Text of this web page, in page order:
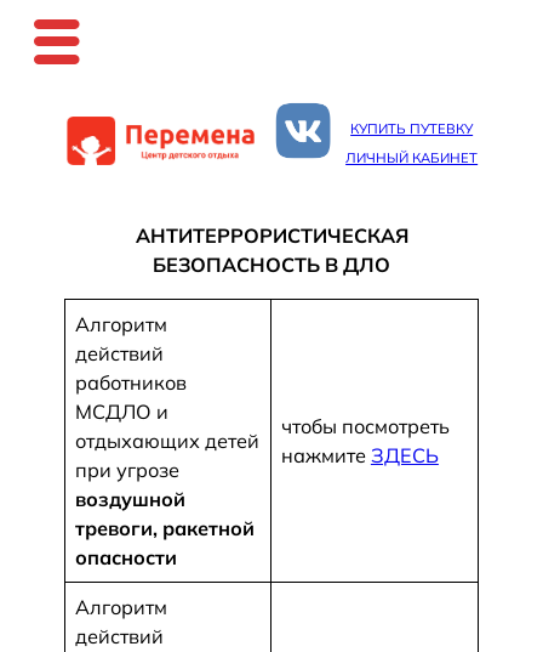
к
содержимому
КУПИТЬ ПУТЕВКУ
ЛИЧНЫЙ КАБИНЕТ
АНТИТЕРРОРИСТИЧЕСКАЯ
БЕЗОПАСНОСТЬ В ДЛО
Алгоритм
действий
работников
МСДЛО и
отдыхающих детей
при угрозе
воздушной
тревоги, ракетной
опасности
чтобы посмотреть
нажмите ЗДЕСЬ
Алгоритм
действий